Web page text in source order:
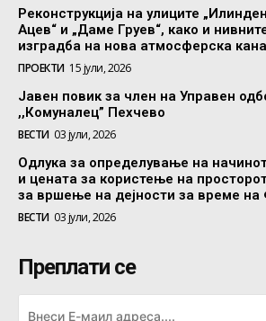
Реконструкција на улиците
Ацев“ и „Даме Груев“, како и
изградба на нова атмосферска
ПРОЕКТИ 15 јули, 2026
Јавен повик за член на Управен
,,Комуналец” Пехчево
ВЕСТИ 03 јули, 2026
Одлука за определување на
и цената за користење на
за вршење на дејности за време на
ВЕСТИ 03 јули, 2026
Преплати се